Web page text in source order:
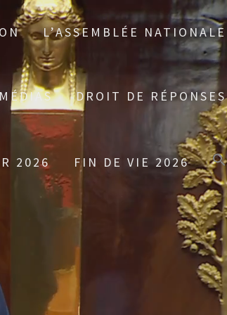
L’ASSEMBLÉE NATIONALE
MÉDIAS DROIT DE RÉPONSES
2026 FIN DE VIE 2026